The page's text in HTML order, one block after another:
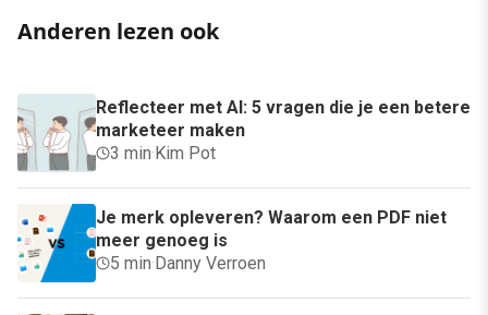
Anderen lezen ook
Reflecteer met AI: 5 vragen die je een betere
marketeer maken
3 min·Kim Pot
Je merk opleveren? Waarom een PDF niet
meer genoeg is
5 min·Danny Verroen